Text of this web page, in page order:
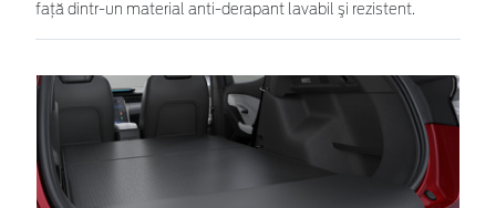
faţă dintr-un material anti-derapant lavabil şi rezistent.